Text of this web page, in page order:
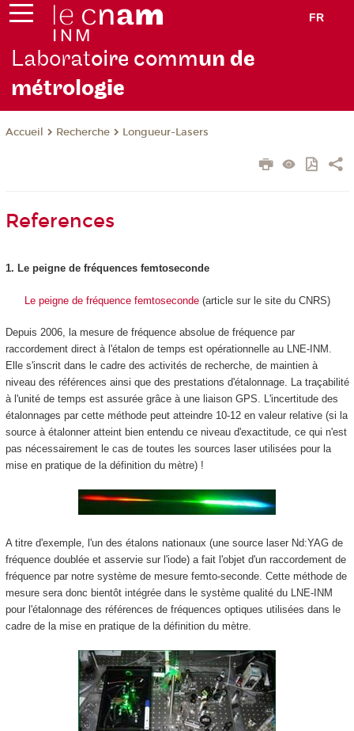
FR
Laboratoire commun de
métrologie
Accueil Recherche Longueur-Lasers
References
1. Le peigne de fréquences femtoseconde
Le peigne de fréquence femtoseconde(article sur le site du CNRS)
Depuis 2006, la mesure de fréquence absolue de fréquence par
raccordement direct à l'étalon de temps est opérationnelle au LNE-INM.
Elle s'inscrit dans le cadre des activités de recherche, de maintien à
niveau des références ainsi que des prestations d'étalonnage. La traçabilité
à l'unité de temps est assurée grâce à une liaison GPS. L'incertitude des
étalonnages par cette méthode peut atteindre 10-12en valeur relative (si la
source à étalonner atteint bien entendu ce niveau d'exactitude, ce qui n'est
pas nécessairement le cas de toutes les sources laser utilisées pour la
mise en pratique de la définition du mètre) !
A titre d'exemple, l'un des étalons nationaux (une source laser Nd:YAG de
fréquence doublée et asservie sur l'iode) a fait l'objet d'un raccordement de
fréquence par notre système de mesure femto-seconde. Cette méthode de
mesure sera donc bientôt intégrée dans le système qualité du LNE-INM
pour l'étalonnage des références de fréquences optiques utilisées dans le
cadre de la mise en pratique de la définition du mètre.